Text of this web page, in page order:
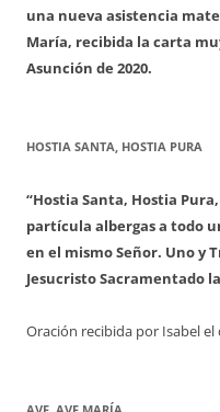
una nueva asistencia
María, recibida la carta
Asunción de 2020.
HOSTIA SANTA, HOSTIA PURA
“Hostia Santa, Hostia
partícula albergas a todo
en el mismo Señor. Uno y
Jesucristo Sacramentado
Oración recibida por Isabel el